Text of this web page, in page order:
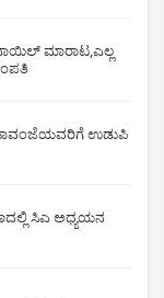
ಮಾರಾಟ,ಎಲ್ಲ
ಉಡುಪಿ
ಸಿಎ ಅಧ್ಯಯನ